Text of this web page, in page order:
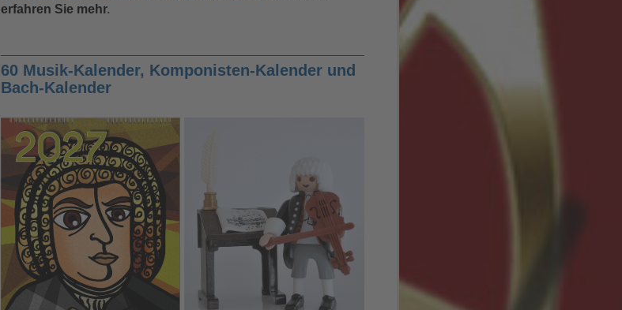
erfahren Sie mehr.
60 Musik-Kalender, Komponisten-Kalender und
Bach-Kalender